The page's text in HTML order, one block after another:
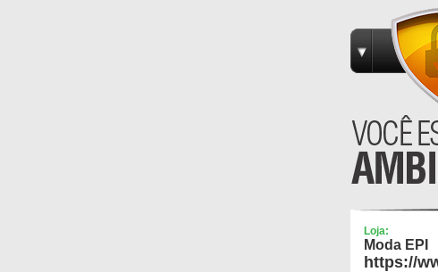
Loja:
Moda EPI
https://